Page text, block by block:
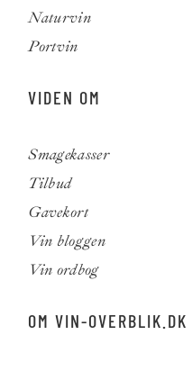
Naturvin
Portvin
VIDEN OM
Smagekasser
Tilbud
Gavekort
Vin bloggen
Vin ordbog
OM VIN-OVERBLIK.DK